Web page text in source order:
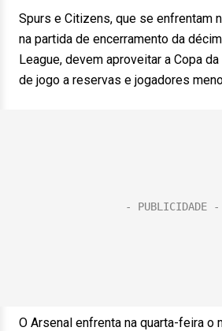
Spurs e Citizens, que se enfrentam
na partida de encerramento da
League, devem aproveitar a Copa
de jogo a reservas e jogadores
O Arsenal enfrenta na quarta-feira o